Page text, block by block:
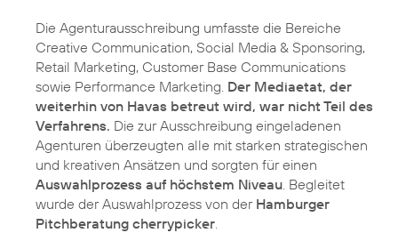
Die Agenturausschreibung umfasste die Bereiche
Creative Communication, Social Media & Sponsoring,
Retail Marketing, Customer Base Communications
sowie Performance Marketing. Der Mediaetat, der
weiterhin von Havas betreut wird, war nicht Teil des
Verfahrens. Die zur Ausschreibung eingeladenen
Agenturen überzeugten alle mit starken strategischen
und kreativen Ansätzen und sorgten für einen
Auswahlprozess auf höchstem Niveau . Begleitet
wurde der Auswahlprozess von der Hamburger
Pitchberatung cherrypicker